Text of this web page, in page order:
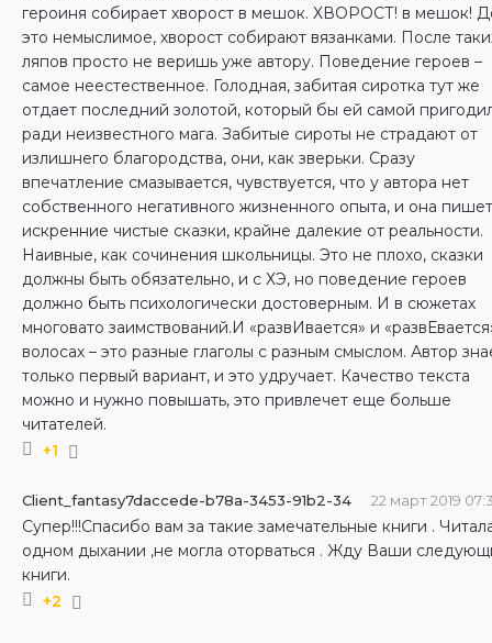
героиня собирает хворост в мешок. ХВОРОСТ! в мешок!
это немыслимое, хворост собирают вязанками. После
ляпов просто не веришь уже автору. Поведение героев –
самое неестественное. Голодная, забитая сиротка тут же
отдает последний золотой, который бы ей самой
ради неизвестного мага. Забитые сироты не страдают от
излишнего благородства, они, как зверьки. Сразу
впечатление смазывается, чувствуется, что у автора нет
собственного негативного жизненного опыта, и она пишет
искренние чистые сказки, крайне далекие от реальности.
Наивные, как сочинения школьницы. Это не плохо, сказки
должны быть обязательно, и с ХЭ, но поведение героев
должно быть психологически достоверным. И в сюжетах
многовато заимствований.И «развИвается» и
волосах – это разные глаголы с разным смыслом. Автор
только первый вариант, и это удручает. Качество текста
можно и нужно повышать, это привлечет еще больше
читателей.
+1
Client_fantasy7daccede-b78a-3453-91b2-34 22 март 2019
Супер!!!Спасибо вам за такие замечательные книги .
одном дыхании ,не могла оторваться . Жду Ваши
книги.
+2